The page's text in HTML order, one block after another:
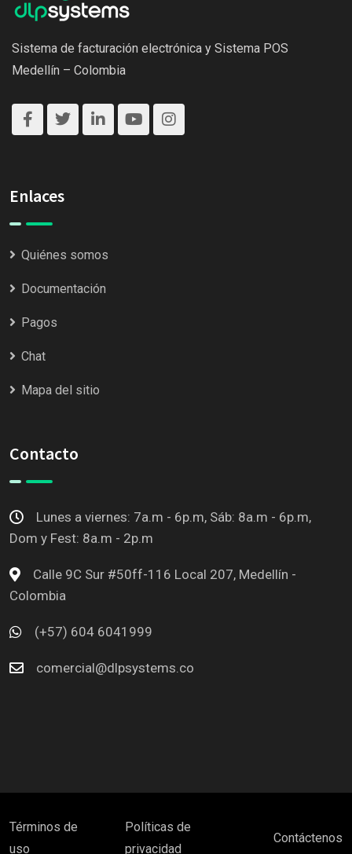
Sistema de facturación electrónica y Sistema POS
Medellín – Colombia
Enlaces
Quiénes somos
Documentación
Pagos
Chat
Mapa del sitio
Contacto
Lunes a viernes: 7a.m - 6p.m, Sáb: 8a.m - 6p.m,
Dom y Fest: 8a.m - 2p.m
Calle 9C Sur #50ff-116 Local 207, Medellín -
Colombia
(+57) 604 6041999
comercial@dlpsystems.co
Términos de
uso
Políticas de
privacidad
Contáctenos